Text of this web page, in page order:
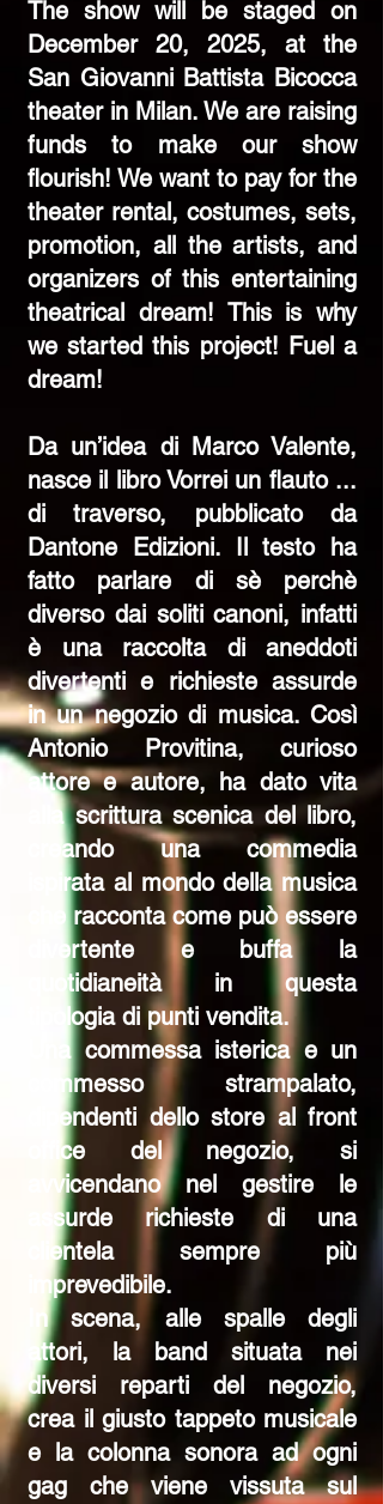
The show will be staged on
December 20, 2025, at the
San Giovanni Battista Bicocca
theater in Milan. We are raising
funds to make our show
flourish! We want to pay for the
theater rental, costumes, sets,
promotion, all the artists, and
organizers of this entertaining
theatrical dream! This is why
we started this project! Fuel a
dream!
Da un’idea di Marco Valente,
nasce il libro Vorrei un flauto ...
di traverso, pubblicato da
Dantone Edizioni. Il testo ha
fatto parlare di sè perchè
diverso dai soliti canoni, infatti
è una raccolta di aneddoti
divertenti e richieste assurde
in un negozio di musica. Così
Antonio Provitina, curioso
attore e autore, ha dato vita
alla scrittura scenica del libro,
creando una commedia
ispirata al mondo della musica
che racconta come può essere
divertente e buffa la
quotidianeità in questa
tipologia di punti vendita.
Una commessa isterica e un
commesso strampalato,
dipendenti dello store al front
office del negozio, si
avvicendano nel gestire le
assurde richieste di una
clientela sempre più
imprevedibile.
In scena, alle spalle degli
attori, la band situata nei
diversi reparti del negozio,
crea il giusto tappeto musicale
e la colonna sonora ad ogni
gag che viene vissuta sul